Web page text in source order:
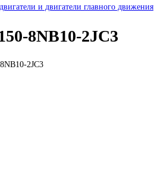
и двигатели главного движения
8NB10-2JC3